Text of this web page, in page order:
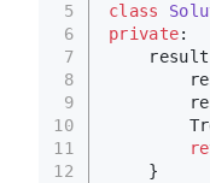
5
6
7
8
9
10
11
12
class
private:
result
    }